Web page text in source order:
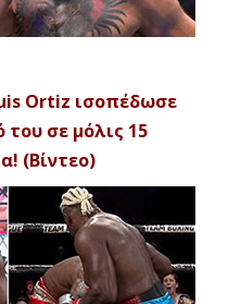
Ortiz ισοπέδωσε
του σε μόλις 15
(Βίντεο)